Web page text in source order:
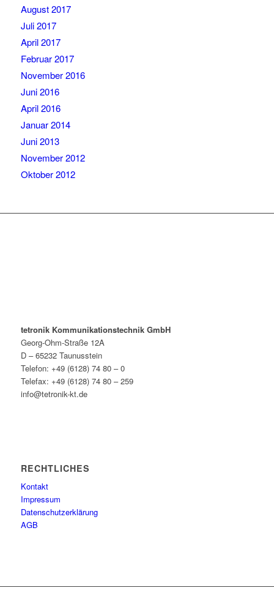
August 2017
Juli 2017
April 2017
Februar 2017
November 2016
Juni 2016
April 2016
Januar 2014
Juni 2013
November 2012
Oktober 2012
tetronik Kommunikationstechnik GmbH
Georg-Ohm-Straße 12A
D – 65232 Taunusstein
Telefon: +49 (6128) 74 80 – 0
Telefax: +49 (6128) 74 80 – 259
info@tetronik-kt.de
RECHTLICHES
Kontakt
Impressum
Datenschutzerklärung
AGB